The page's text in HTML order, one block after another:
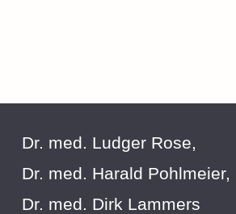
Dr. med. Ludger Rose,
Dr. med. Harald Pohlmeier,
Dr. med. Dirk Lammers